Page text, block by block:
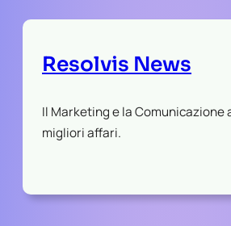
Resolvis News
Il Marketing e la Comunicazione
migliori affari.